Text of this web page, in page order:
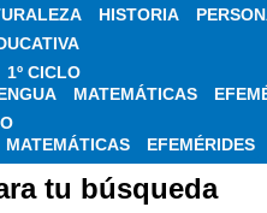
HISTORIA
1º CICLO
MATEMÁTICAS
MATEMÁTICAS EFEMÉRIDES
tu búsqueda